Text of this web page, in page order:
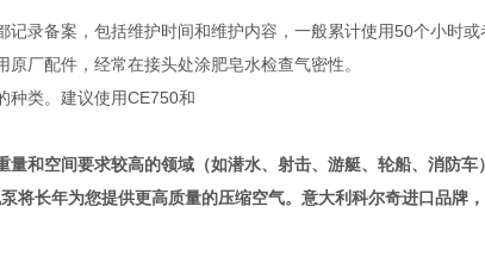
录备案，包括维护时间和维护内容，一般累计使用50个小时或
厂配件，经常在接头处涂肥皂水检查气密性。
种类。建议使用CE750和
和空间要求较高的领域（如潜水、射击、游艇、轮船、消防车
将长年为您提供更高质量的压缩空气。意大利科尔奇进口品牌